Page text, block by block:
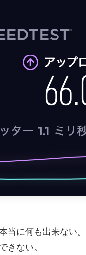
当に何も出来ない
きない。